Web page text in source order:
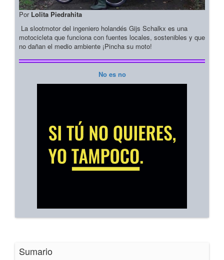
Por Lolita Piedrahita
La slootmotor del ingeniero holandés Gijs Schalkx es una
motocicleta que funciona con fuentes locales, sostenibles y que
no dañan el medio ambiente ¡Pincha su moto!
No es no
Sumario